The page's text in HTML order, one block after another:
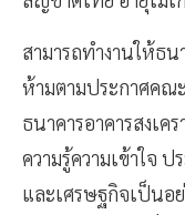
สามารถทำงานให้ธ
ห้ามตามประกาศคณ
ธนาคารอาคารสงเ
ความรู้ความเข้าใจ
และเศรษฐกิจเป็นอ